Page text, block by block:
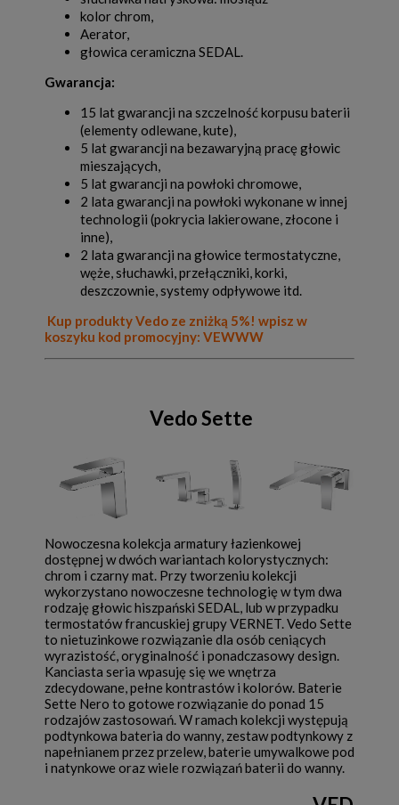
kolor chrom,
Aerator,
głowica ceramiczna SEDAL.
Gwarancja:
15 lat gwarancji na szczelność korpusu baterii
(elementy odlewane, kute),
5 lat gwarancji na bezawaryjną pracę głowic
mieszających,
5 lat gwarancji na powłoki chromowe,
2 lata gwarancji na powłoki wykonane w innej
technologii (pokrycia lakierowane, złocone i
inne),
2 lata gwarancji na głowice termostatyczne,
węże, słuchawki, przełączniki, korki,
deszczownie, systemy odpływowe itd.
Kup produkty Vedo ze zniżką 5%! wpisz w
koszyku kod promocyjny: VEWWW
Vedo Sette
Nowoczesna kolekcja armatury łazienkowej
dostępnej w dwóch wariantach kolorystycznych:
chrom i czarny mat. Przy tworzeniu kolekcji
wykorzystano nowoczesne technologię w tym dwa
rodzaję głowic hiszpański SEDAL, lub w przypadku
termostatów francuskiej grupy VERNET. Vedo Sette
to nietuzinkowe rozwiązanie dla osób ceniących
wyrazistość, oryginalność i ponadczasowy design.
Kanciasta seria wpasuję się we wnętrza
zdecydowane, pełne kontrastów i kolorów. Baterie
Sette Nero to gotowe rozwiązanie do ponad 15
rodzajów zastosowań. W ramach kolekcji występują
podtynkowa bateria do wanny, zestaw podtynkowy z
napełnianem przez przelew, baterie umywalkowe pod
i natynkowe oraz wiele rozwiązań baterii do wanny.